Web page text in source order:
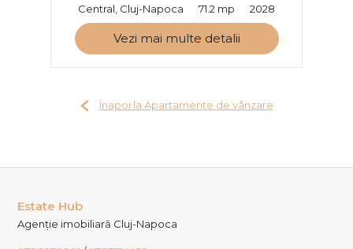
Central, Cluj-Napoca
71.2 mp 2028
Vezi mai multe detalii
Înapoi la Apartamente de vânzare
Estate Hub
Agenție imobiliară Cluj-Napoca